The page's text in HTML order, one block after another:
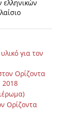
ελληνικών
για τον
Ορίζοντα
2018
Ορίζοντα